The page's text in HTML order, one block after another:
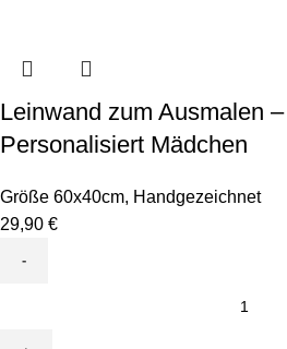
Leinwand zum Ausmalen
Personalisiert Mädchen
Größe 60x40cm, Handgezeichnet
29,90 €